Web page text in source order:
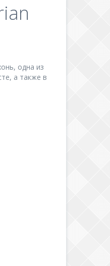
одна из
а также в